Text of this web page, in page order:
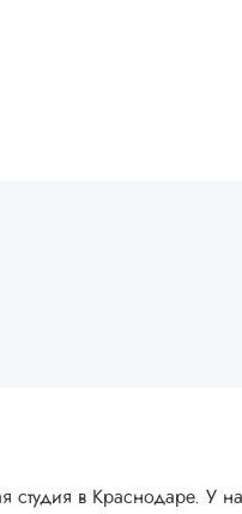
студия в Краснодаре. У